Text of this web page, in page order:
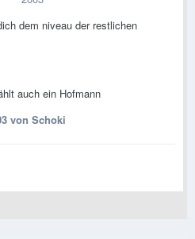
dem niveau der restlichen
auch ein Hofmann
von Schoki